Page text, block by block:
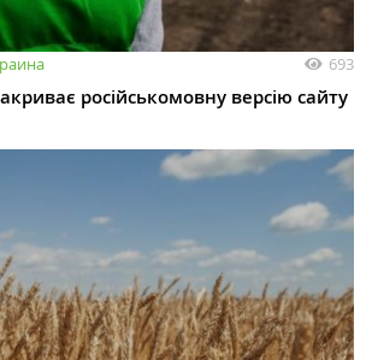
693
російськомовну версію сайту